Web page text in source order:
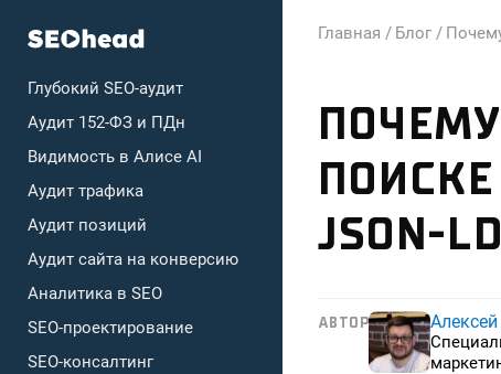
Глубокий SEO-аудит
Аудит 152-ФЗ и ПДн
Видимость в Алисе AI
Аудит трафика
Аудит позиций
Аудит сайта на конверсию
Аналитика в SEO
SEO-проектирование
SEO-консалтинг
Главная / Блог /
JSON-LD
АВТОР